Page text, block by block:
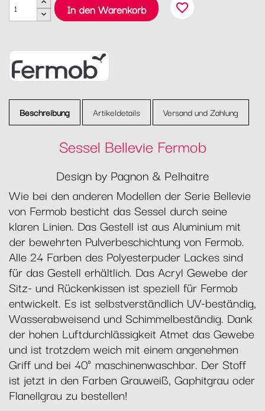
In den Warenkorb
favorite_border
Beschreibung Artikeldetails Versand und Zahlung
Sessel Bellevie Fermob
Design by Pagnon & Pelhaitre
Wie bei den anderen Modellen der Serie Bellevie
von Fermob besticht das Sessel durch seine
klaren Linien. Das Gestell ist aus Aluminium mit
der bewehrten Pulverbeschichtung von Fermob.
Alle 24 Farben des Polyesterpuder Lackes sind
für das Gestell erhältlich. Das Acryl Gewebe der
Sitz- und Rückenkissen ist speziell für Fermob
entwickelt. Es ist selbstverständlich UV-beständig,
Wasserabweisend und Schimmelbeständig. Dank
der hohen Luftdurchlässigkeit Atmet das Gewebe
und ist trotzdem weich mit einem angenehmen
Griff und bei 40° maschinenwaschbar. Der Stoff
ist jetzt in den Farben Grauweiß, Gaphitgrau oder
Flanellgrau zu bestellen!